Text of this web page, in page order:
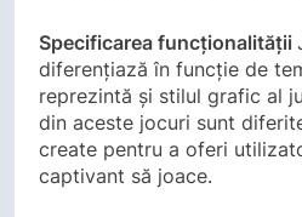
Specificarea funcționalității
diferențiază în funcție de
reprezintă și stilul grafic al
din aceste jocuri sunt
create pentru a oferi
captivant să joace.